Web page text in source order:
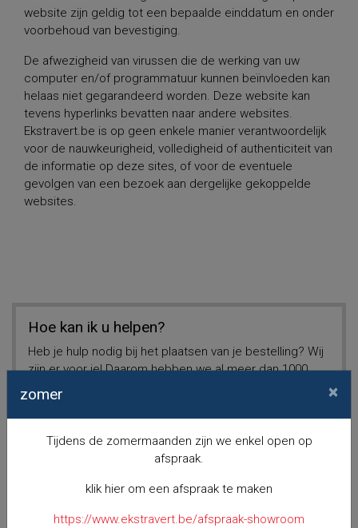
website zijn geldig tot een bepaalde einddatum en onder
voorbehoud van bevestiging.
De afwezigheid van virussen die de werking van uw
computer en/of programmatuur kunnen beïnvloeden kan
helaas niet gegarandeerd worden. Deze website kan
tevens hyperlinks bevatten naar andere websites.
Ekstravert.be is op geen enkele manier verantwoordelijk
voor de nauwkeurigheid, volledigheid of authenticiteit van
de informatie op deze sites, of voor de eventuele
gevolgen van een bezoek aan dergelijke gekoppelde
websites.
Hoe kan ik u helpen?
Heb je hulp nodig bij het plaatsen van je bestelling? Wij
zijn er voor je! Daarom hebben we al meer dan 1000
zomer ×
Tijdens de zomermaanden zijn we enkel open op
afspraak.
klik hier om een afspraak te maken
https://www.ekstravert.be/afspraak-showroom